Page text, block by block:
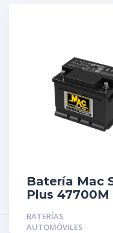
Batería Mac
Plus 47700M
BATERÍAS
AUTOMÓVILES